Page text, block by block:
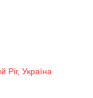
Україна